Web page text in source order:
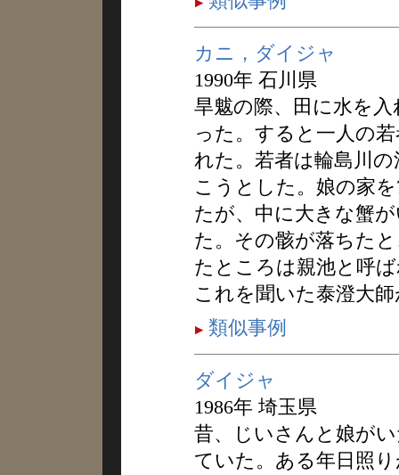
カニ，ダイジャ
1990年 石川県
旱魃の際、田に水を
った。すると一人の
れた。若者は輪島川
こうとした。娘の家
たが、中に大きな蟹
た。その骸が落ちた
たところは親池と呼
これを聞いた泰澄大
類似事例
ダイジャ
1986年 埼玉県
昔、じいさんと娘が
ていた。ある年日照